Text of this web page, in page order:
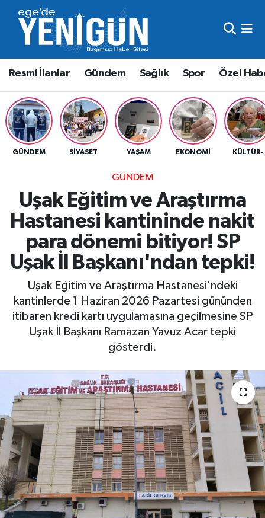
Resmi İlanlar Gündem Sağlık Spor Özel
GÜNDEM SIYASET YAŞAM EKONOMI KÜLTÜR-
GÜNDEM
Uşak Eğitim ve Araştırma
Hastanesi kantininde nakit
para dönemi bitiyor! SP
Uşak İl Başkanı'ndan tepki!
Uşak Eğitim ve Araştırma Hastanesi'ndeki
kantinlerde 1 Haziran 2026 Pazartesi gününden
itibaren kredi kartı uygulamasına geçilmesine SP
Uşak İl Başkanı Ramazan Yavuz Acar tepki
gösterdi.
Resmi İlanlar
Gündem
Sağlık
Spor
Beyoğlu Nöbetçi Eczaneler
Beyoğlu Hava Durumu
Beyoğlu Trafik Yoğunluk Haritası
Süper Lig Puan Durumu ve Fikstür
Son Dakika Haberleri
Haber Arşivi